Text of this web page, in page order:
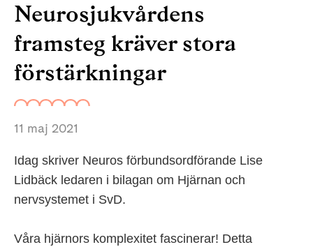
Neurosjukvårdens
framsteg kräver stora
förstärkningar
11 maj 2021
Idag skriver Neuros förbundsordförande Lise
Lidbäck ledaren i bilagan om Hjärnan och
nervsystemet i SvD.
Våra hjärnors komplexitet fascinerar! Detta